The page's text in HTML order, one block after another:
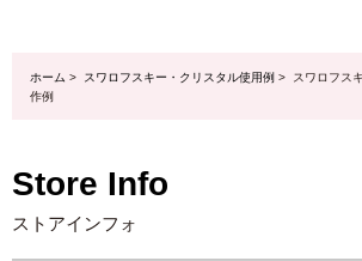
ホーム > スワロフスキー・クリスタル使用例 > スワロフス
作例
Store Info
ストアインフォ